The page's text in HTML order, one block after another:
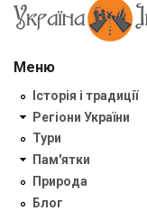
Меню
Історія і традиції
Регіони України
Тури
Пам'ятки
Природа
Блог